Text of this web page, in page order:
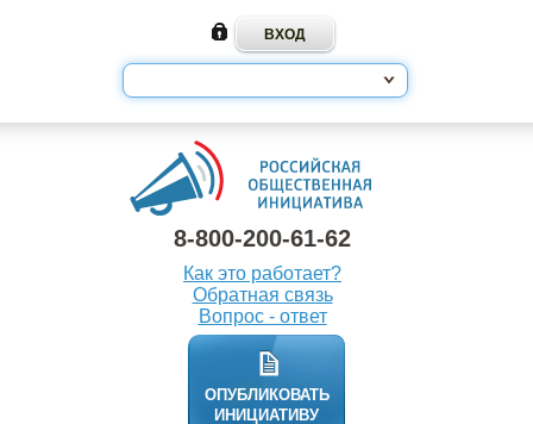
8-800-200-61-62
Как это работает?
Обратная связь
Вопрос - ответ
ОПУБЛИКОВАТЬ
ИНИЦИАТИВУ